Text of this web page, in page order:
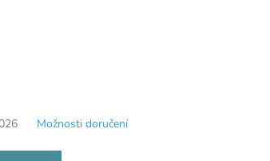
Možnosti doručení